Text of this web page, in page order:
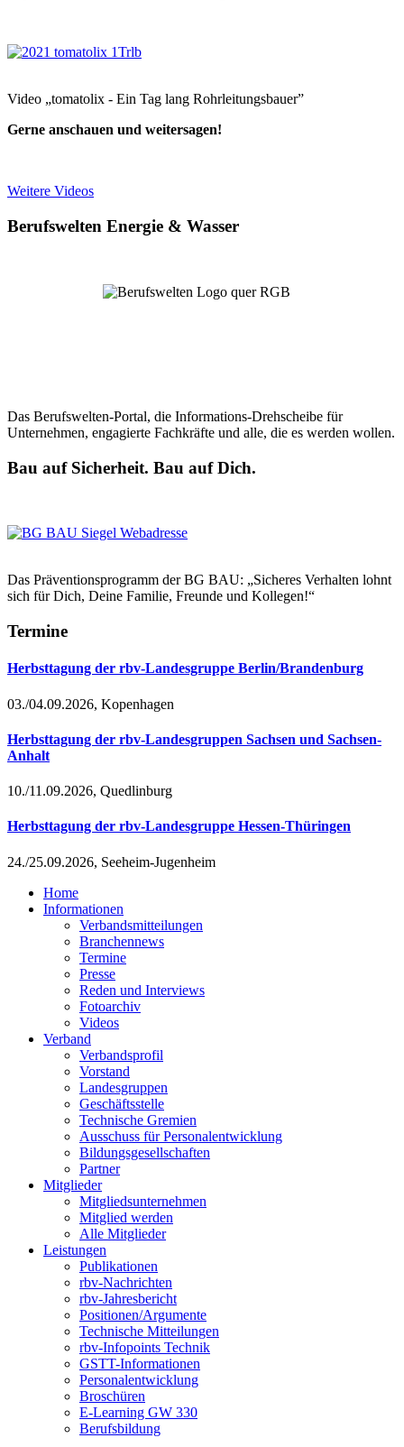
Video „tomatolix - Ein Tag lang Rohrleitungsbauer”
Gerne anschauen und weitersagen!
Weitere Videos
Berufswelten Energie & Wasser
Das Berufswelten-Portal, die Informations-Drehscheibe für
Unternehmen, engagierte Fachkräfte und alle, die es werden wollen.
Bau auf Sicherheit. Bau auf Dich.
Das Präventionsprogramm der BG BAU: „Sicheres Verhalten lohnt
sich für Dich, Deine Familie, Freunde und Kollegen!“
Termine
Herbsttagung der rbv-Landesgruppe Berlin/Brandenburg
03./04.09.2026, Kopenhagen
Herbsttagung der rbv-Landesgruppen Sachsen und Sachsen-
Anhalt
10./11.09.2026, Quedlinburg
Herbsttagung der rbv-Landesgruppe Hessen-Thüringen
24./25.09.2026, Seeheim-Jugenheim
Home
Informationen
Verbandsmitteilungen
Branchennews
Termine
Presse
Reden und Interviews
Fotoarchiv
Videos
Verband
Verbandsprofil
Vorstand
Landesgruppen
Geschäftsstelle
Technische Gremien
Ausschuss für Personalentwicklung
Bildungsgesellschaften
Partner
Mitglieder
Mitgliedsunternehmen
Mitglied werden
Alle Mitglieder
Leistungen
Publikationen
rbv-Nachrichten
rbv-Jahresbericht
Positionen/Argumente
Technische Mitteilungen
rbv-Infopoints Technik
GSTT-Informationen
Personalentwicklung
Broschüren
E-Learning GW 330
Berufsbildung